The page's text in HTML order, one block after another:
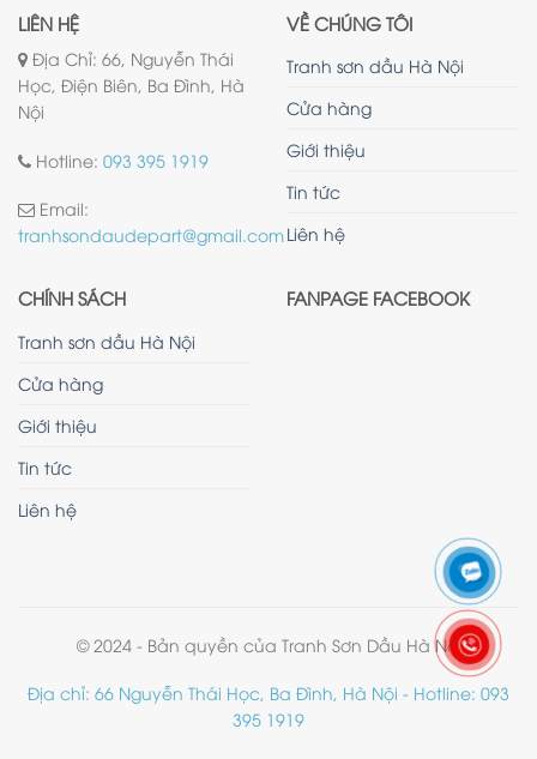
LIÊN HỆ
Địa Chỉ: 66, Nguyễn Thái
Học, Điện Biên, Ba Đình, Hà
Nội
Hotline: 093 395 1919
Email:
tranhsondaudepart@gmail.com
VỀ CHÚNG TÔI
Tranh sơn dầu Hà Nội
Cửa hàng
Giới thiệu
Tin tức
Liên hệ
CHÍNH SÁCH
Tranh sơn dầu Hà Nội
Cửa hàng
Giới thiệu
Tin tức
Liên hệ
FANPAGE FACEBOOK
© 2024 - Bản quyền của Tranh Sơn Dầu Hà Nội
Địa chỉ: 66 Nguyễn Thái Học, Ba Đình, Hà Nội - Hotline: 093
395 1919